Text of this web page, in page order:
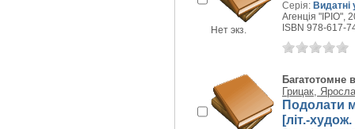
Нет экз.
Серія: Видатні
Агенція "ІРІО",
ISBN 978-617-
Багатотомне
Грицак,
Подолати
[літ.-